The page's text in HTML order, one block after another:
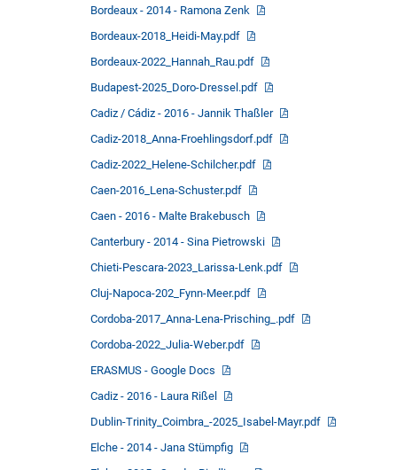
Bordeaux - 2014 - Ramona Zenk
Bordeaux-2018_Heidi-May.pdf
Bordeaux-2022_Hannah_Rau.pdf
Budapest-2025_Doro-Dressel.pdf
Cadiz / Cádiz - 2016 - Jannik Thaßler
Cadiz-2018_Anna-Froehlingsdorf.pdf
Cadiz-2022_Helene-Schilcher.pdf
Caen-2016_Lena-Schuster.pdf
Caen - 2016 - Malte Brakebusch
Canterbury - 2014 - Sina Pietrowski
Chieti-Pescara-2023_Larissa-Lenk.pdf
Cluj-Napoca-202_Fynn-Meer.pdf
Cordoba-2017_Anna-Lena-Prisching_.pdf
Cordoba-2022_Julia-Weber.pdf
ERASMUS - Google Docs
Cadiz - 2016 - Laura Rißel
Dublin-Trinity_Coimbra_-2025_Isabel-Mayr.pdf
Elche - 2014 - Jana Stümpfig